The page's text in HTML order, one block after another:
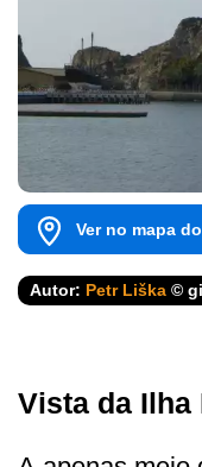
Ver no mapa
Autor: Petr Liška ©
Vista da